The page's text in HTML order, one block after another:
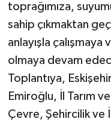
toprağımıza,
sahip çıkmaktan
anlayışla
olmaya devam
Toplantıya, Eskişehir
Emiroğlu, İl Tarım
Çevre, Şehircilik ve